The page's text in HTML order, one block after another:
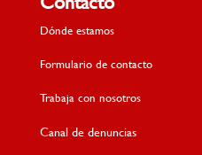
Contacto
Dónde estamos
Formulario de contacto
Trabaja con nosotros